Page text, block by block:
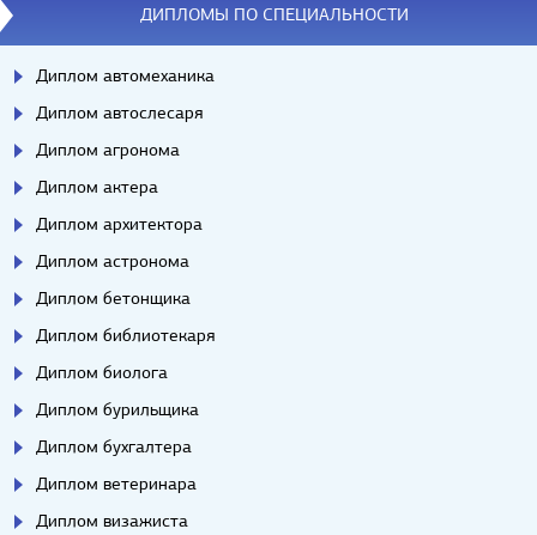
ДИПЛОМЫ ПО СПЕЦИАЛЬНОСТИ
Диплом автомеханика
Диплом автослесаря
Диплом агронома
Диплом актера
Диплом архитектора
Диплом астронома
Диплом бетонщика
Диплом библиотекаря
Диплом биолога
Диплом бурильщика
Диплом бухгалтера
Диплом ветеринара
Диплом визажиста